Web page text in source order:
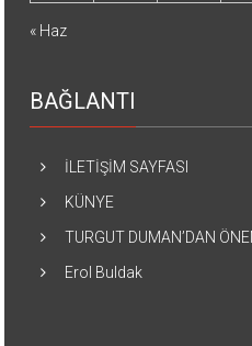
« Haz
BAĞLANTI
İLETİŞİM SAYFASI
KÜNYE
TURGUT DUMAN’DAN
Erol Buldak